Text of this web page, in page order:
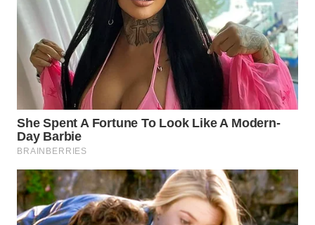
WAHANA
UMKM
WAHANA
SELEB
WAHANA
PERSONA
OTOMOTIF
WAHANA